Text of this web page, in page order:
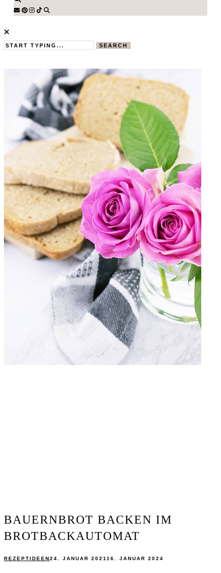
SEARCH
BAUERNBROT BACKEN IM
BROTBACKAUTOMAT
REZEPTIDEEN24. JANUAR 2021 16. JANUAR 2024